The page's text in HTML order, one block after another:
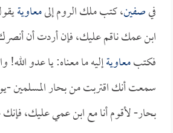
فيصفين، كتب ملك الروم إلىمعاوية
ابن عمك ناقم عليك، فإن أردت أن
فكتبمعاويةإليه ما معناه: يا عدو الله!
سمعت أنك اقتربت من بحار المسلمين -
بحار- لأقوم أنا مع ابن عمي عليك،